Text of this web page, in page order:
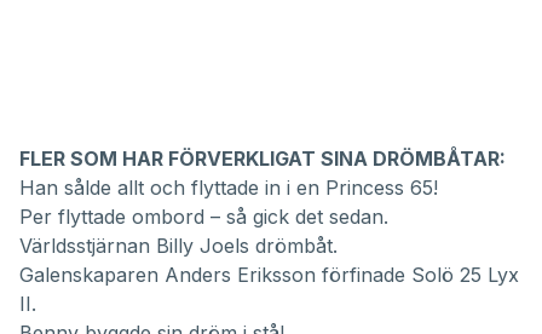
FLER SOM HAR FÖRVERKLIGAT SINA DRÖMBÅTAR:
Han sålde allt och flyttade in i en Princess 65!
Per flyttade ombord – så gick det sedan.
Världsstjärnan Billy Joels drömbåt.
Galenskaparen Anders Eriksson förfinade Solö 25 Lyx
II.